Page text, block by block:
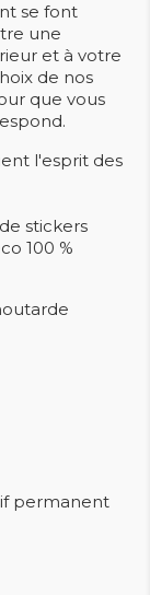
se font
une
et à votre
de nos
que vous
l'esprit des
stickers
100 %
permanent